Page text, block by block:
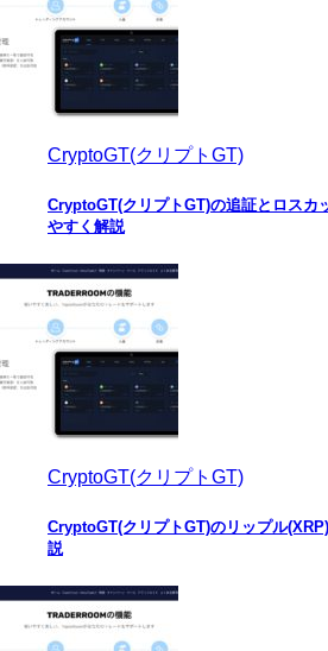
CryptoGT(クリプトGT)
CryptoGT(クリプトGT)の追証とロスカ
やすく解説
CryptoGT(クリプトGT)
CryptoGT(クリプトGT)のリップル
説